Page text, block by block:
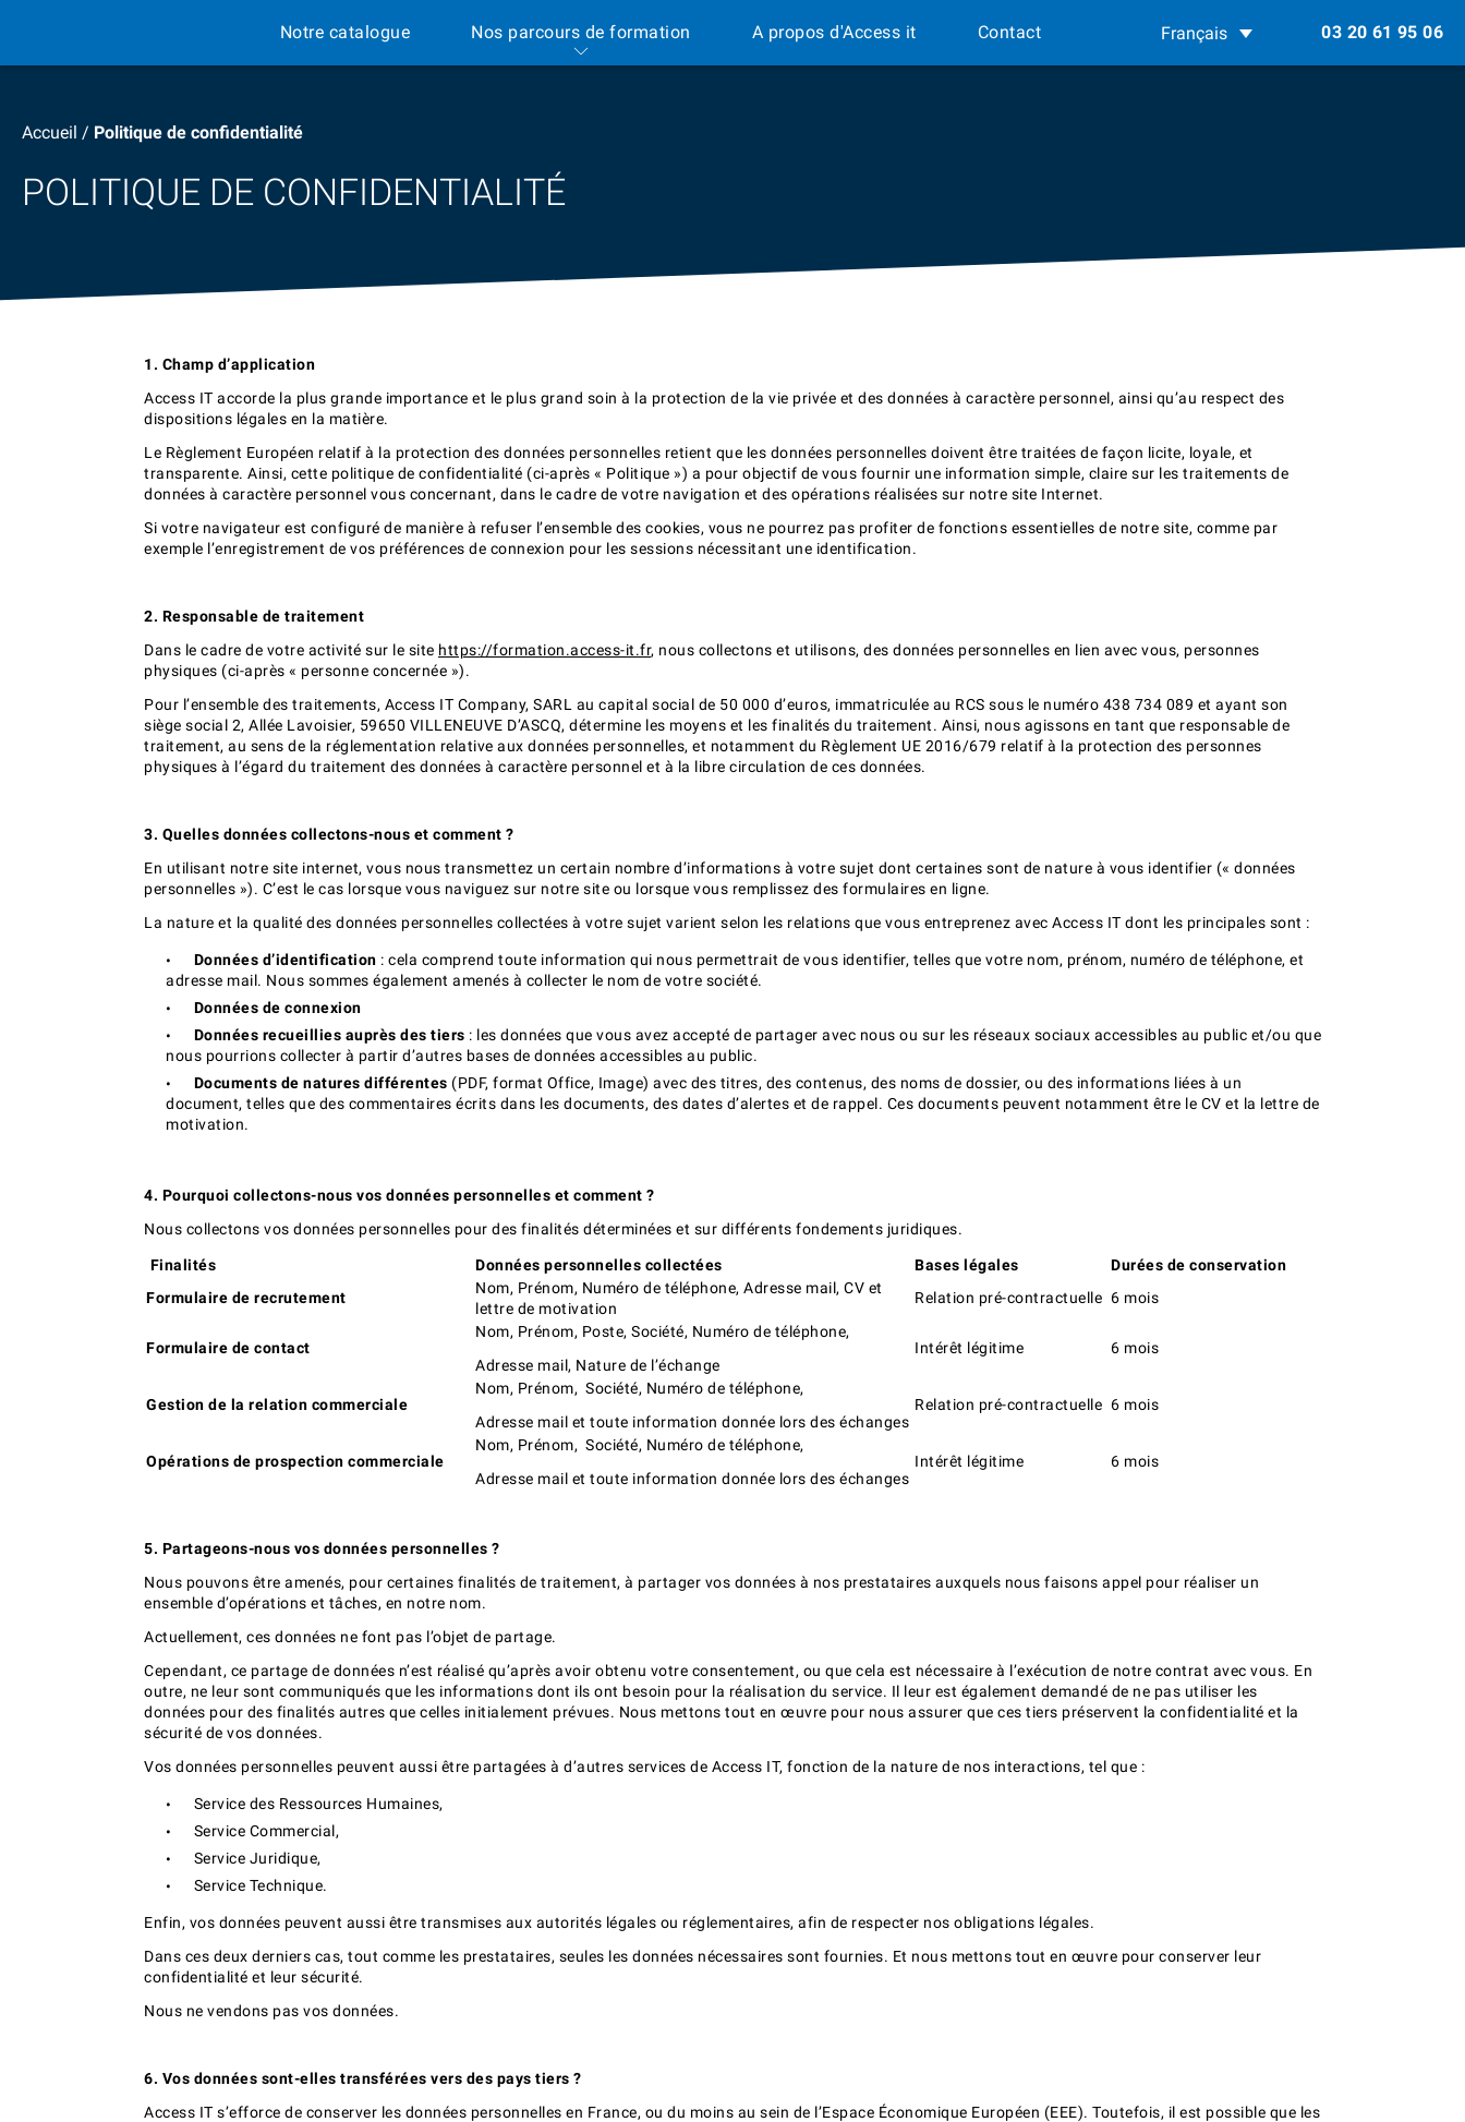
Notre catalogue Nos parcours de formation A propos d'Access it Contact 03 20 61 95 06
Français
Accueil / Politique de confidentialité
POLITIQUE DE CONFIDENTIALITÉ
1. Champ d’application
Access IT accorde la plus grande importance et le plus grand soin à la protection de la vie privée et des données à caractère personnel, ainsi qu’au respect des
dispositions légales en la matière.
Le Règlement Européen relatif à la protection des données personnelles retient que les données personnelles doivent être traitées de façon licite, loyale, et
transparente. Ainsi, cette politique de confidentialité (ci-après « Politique ») a pour objectif de vous fournir une information simple, claire sur les traitements de
données à caractère personnel vous concernant, dans le cadre de votre navigation et des opérations réalisées sur notre site Internet.
Si votre navigateur est configuré de manière à refuser l’ensemble des cookies, vous ne pourrez pas profiter de fonctions essentielles de notre site, comme par
exemple l’enregistrement de vos préférences de connexion pour les sessions nécessitant une identification.
2. Responsable de traitement
Dans le cadre de votre activité sur le site https://formation.access-it.fr, nous collectons et utilisons, des données personnelles en lien avec vous, personnes
physiques (ci-après « personne concernée »).
Pour l’ensemble des traitements, Access IT Company, SARL au capital social de 50 000 d’euros, immatriculée au RCS sous le numéro 438 734 089 et ayant son
siège social 2, Allée Lavoisier, 59650 VILLENEUVE D’ASCQ, détermine les moyens et les finalités du traitement. Ainsi, nous agissons en tant que responsable de
traitement, au sens de la réglementation relative aux données personnelles, et notamment du Règlement UE 2016/679 relatif à la protection des personnes
physiques à l’égard du traitement des données à caractère personnel et à la libre circulation de ces données.
3. Quelles données collectons-nous et comment ?
En utilisant notre site internet, vous nous transmettez un certain nombre d’informations à votre sujet dont certaines sont de nature à vous identifier (« données
personnelles »). C’est le cas lorsque vous naviguez sur notre site ou lorsque vous remplissez des formulaires en ligne.
La nature et la qualité des données personnelles collectées à votre sujet varient selon les relations que vous entreprenez avec Access IT dont les principales sont :
Données d’identification : cela comprend toute information qui nous permettrait de vous identifier, telles que votre nom, prénom, numéro de téléphone, et
adresse mail. Nous sommes également amenés à collecter le nom de votre société.
Données de connexion
Données recueillies auprès des tiers : les données que vous avez accepté de partager avec nous ou sur les réseaux sociaux accessibles au public et/ou que
nous pourrions collecter à partir d’autres bases de données accessibles au public.
Documents de natures différentes (PDF, format Office, Image) avec des titres, des contenus, des noms de dossier, ou des informations liées à un
document, telles que des commentaires écrits dans les documents, des dates d’alertes et de rappel. Ces documents peuvent notamment être le CV et la lettre de
motivation.
4. Pourquoi collectons-nous vos données personnelles et comment ?
Nous collectons vos données personnelles pour des finalités déterminées et sur différents fondements juridiques.
Finalités Données personnelles collectées Bases légales
Durées de conservation
Formulaire de recrutement
Nom, Prénom, Numéro de téléphone, Adresse mail, CV et
lettre de motivation
Relation pré-contractuelle 6 mois
Formulaire de contact
Nom, Prénom, Poste, Société, Numéro de téléphone,
Adresse mail, Nature de l’échange
Intérêt légitime 6 mois
Gestion de la relation commerciale
Nom, Prénom, Société, Numéro de téléphone,
Adresse mail et toute information donnée lors des échanges
Relation pré-contractuelle 6 mois
Opérations de prospection commerciale
Nom, Prénom, Société, Numéro de téléphone,
Adresse mail et toute information donnée lors des échanges
Intérêt légitime 6 mois
5. Partageons-nous vos données personnelles ?
Nous pouvons être amenés, pour certaines finalités de traitement, à partager vos données à nos prestataires auxquels nous faisons appel pour réaliser un
ensemble d’opérations et tâches, en notre nom.
Actuellement, ces données ne font pas l’objet de partage.
Cependant, ce partage de données n’est réalisé qu’après avoir obtenu votre consentement, ou que cela est nécessaire à l’exécution de notre contrat avec vous. En
outre, ne leur sont communiqués que les informations dont ils ont besoin pour la réalisation du service. Il leur est également demandé de ne pas utiliser les
données pour des finalités autres que celles initialement prévues. Nous mettons tout en œuvre pour nous assurer que ces tiers préservent la confidentialité et la
sécurité de vos données.
Vos données personnelles peuvent aussi être partagées à d’autres services de Access IT, fonction de la nature de nos interactions, tel que :
Service des Ressources Humaines,
Service Commercial,
Service Juridique,
Service Technique.
Enfin, vos données peuvent aussi être transmises aux autorités légales ou réglementaires, afin de respecter nos obligations légales.
Dans ces deux derniers cas, tout comme les prestataires, seules les données nécessaires sont fournies. Et nous mettons tout en œuvre pour conserver leur
confidentialité et leur sécurité.
Nous ne vendons pas vos données.
6. Vos données sont-elles transférées vers des pays tiers ?
Access IT s’efforce de conserver les données personnelles en France, ou du moins au sein de l’Espace Économique Européen (EEE). Toutefois, il est possible que les